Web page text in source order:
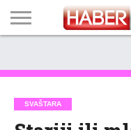
TECH
PROGRAM
PROGNOZA
PUTEVIMA
LISTA
NAMA
SVAŠTARA